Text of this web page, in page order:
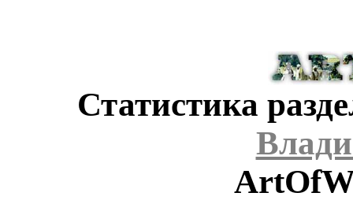
Статистика